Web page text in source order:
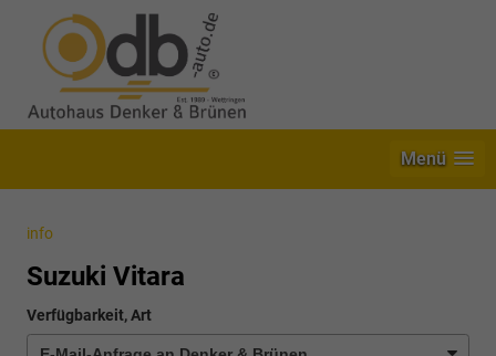
Menü
info
Suzuki Vitara
Verfügbarkeit, Art